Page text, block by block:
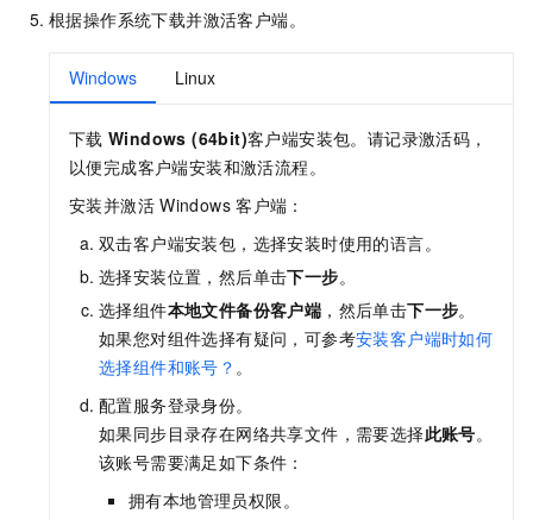
根据操作系统下载并激活客户端。
Windows Linux
下载 Windows (64bit)客户端安装包。请记录激活码，
以便完成客户端安装和激活流程。
安装并激活 Windows 客户端：
双击客户端安装包，选择安装时使用的语言。
选择安装位置，然后单击下一步。
选择组件本地文件备份客户端 ，然后单击下一步。
如果您对组件选择有疑问，可参考安装客户端时如何
选择组件和账号？ 。
配置服务登录身份。
如果同步目录存在网络共享文件，需要选择此账号。
该账号需要满足如下条件：
拥有本地管理员权限。